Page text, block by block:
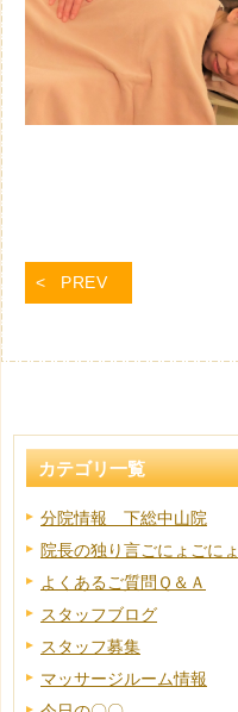
PREV
カテゴリ一覧
分院情報 下総中山院
院長の独り言ごにょごにょ
よくあるご質問Ｑ＆Ａ
スタッフブログ
スタッフ募集
マッサージルーム情報